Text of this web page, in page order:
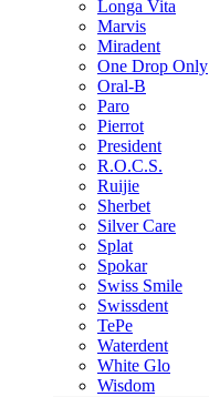
Longa Vita
Marvis
Miradent
One Drop Only
Oral-B
Paro
Pierrot
President
R.O.C.S.
Ruijie
Sherbet
Silver Care
Splat
Spokar
Swiss Smile
Swissdent
TePe
Waterdent
White Glo
Wisdom